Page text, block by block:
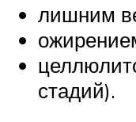
лишним
стадий).